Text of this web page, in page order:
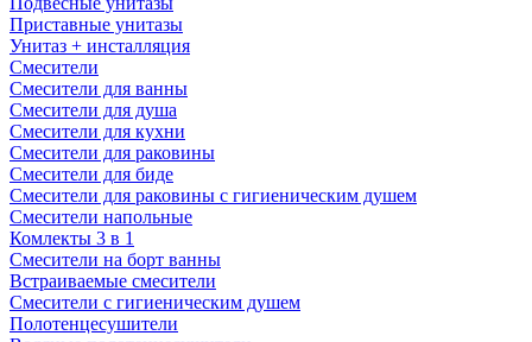
Приставные унитазы
Унитаз + инсталляция
Смесители
Смесители для ванны
Смесители для душа
Смесители для кухни
Смесители для раковины
Смесители для биде
Смесители для раковины с гигиеническим душем
Смесители напольные
Комлекты 3 в 1
Смесители на борт ванны
Встраиваемые смесители
Смесители с гигиеническим душем
Полотенцесушители